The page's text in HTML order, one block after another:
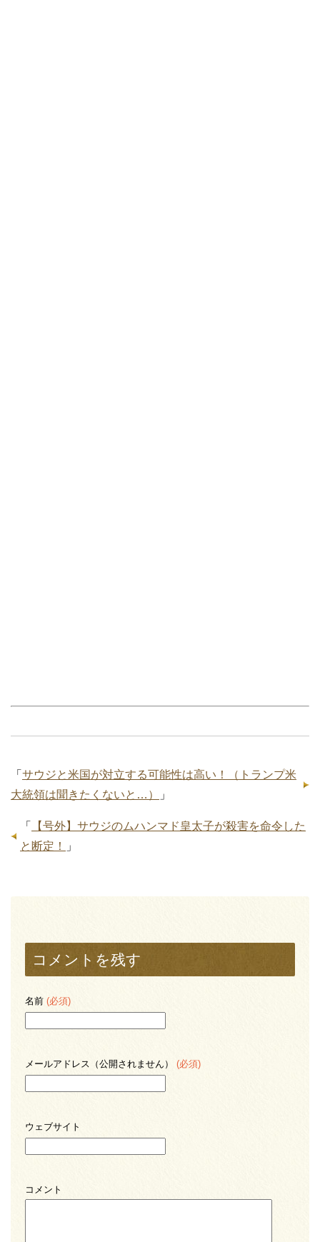
「 サウジと米国が対立する可能性は高い！（トランプ米
大統領は聞きたくないと…）
」
「
【号外】サウジのムハンマド皇太子が殺害を命令した
と断定！
」
コメントを残す
名前 (必須)
メールアドレス（公開されません） (必須)
ウェブサイト
コメント